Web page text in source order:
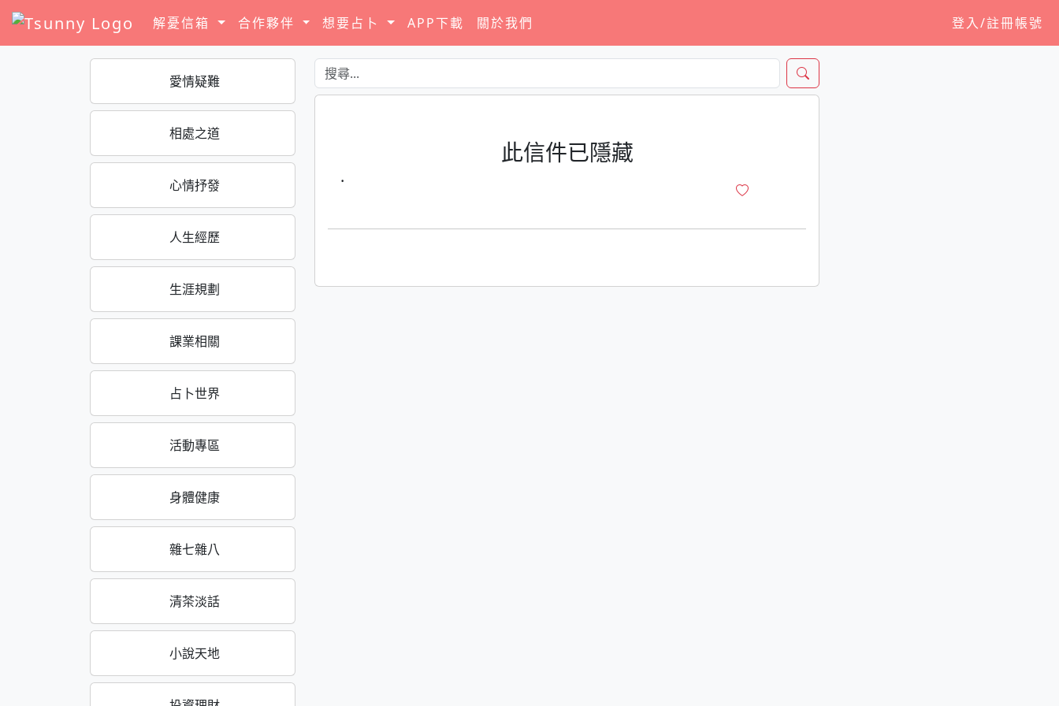
解憂信箱 合作夥伴 想要占卜 APP下載 關於我們 登入/註冊帳號
愛情疑難
相處之道
心情抒發
人生經歷
生涯規劃
課業相關
占卜世界
活動專區
身體健康
雜七雜八
清茶淡話
小說天地
此信件已隱藏
·